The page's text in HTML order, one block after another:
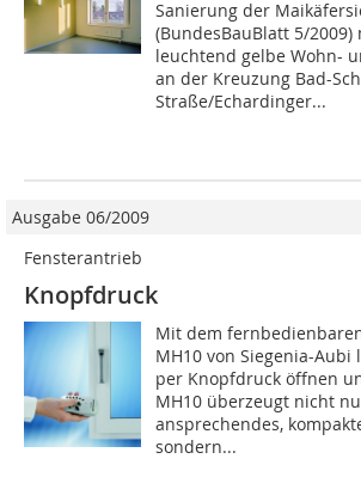
Sanierung der
(BundesBauBlatt 5/2009)
leuchtend gelbe Wohn-
an der Kreuzung Bad-
Straße/Echardinger...
Ausgabe 06/2009
Fensterantrieb
Knopfdruck
Mit dem
MH10 von Siegenia-Aubi
per Knopfdruck öffnen
MH10 überzeugt nicht
ansprechendes,
sondern...